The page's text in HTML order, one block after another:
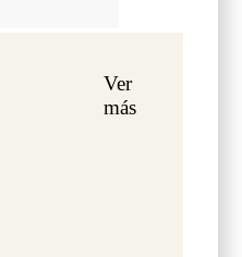
Ver
más